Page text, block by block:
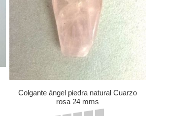
Colgante ángel piedra natural Cuarzo
rosa 24 mms